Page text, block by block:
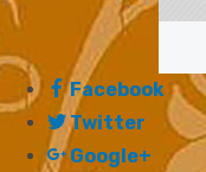
Facebook
Twitter
Google+